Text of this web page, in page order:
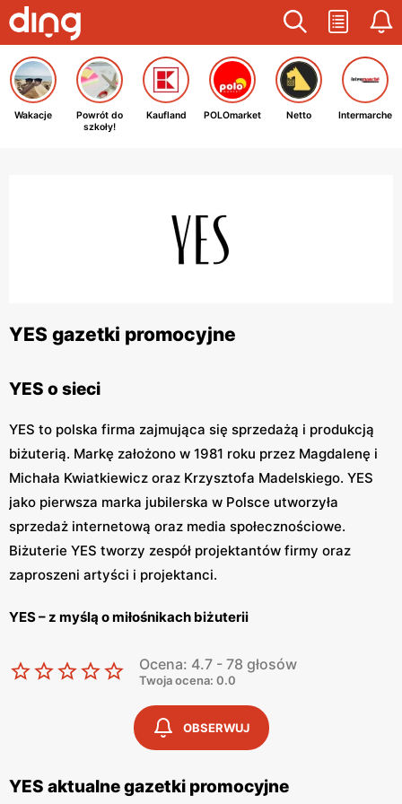
Wakacje
Powrót do
szkoły!
Kaufland POLOmarket Netto Intermarche
YES gazetki promocyjne
YES o sieci
YES to polska firma zajmująca się sprzedażą i produkcją
biżuterią. Markę założono w 1981 roku przez Magdalenę i
Michała Kwiatkiewicz oraz Krzysztofa Madelskiego. YES
jako pierwsza marka jubilerska w Polsce utworzyła
sprzedaż internetową oraz media społecznościowe.
Biżuterie YES tworzy zespół projektantów firmy oraz
zaproszeni artyści i projektanci.
YES – z myślą o miłośnikach biżuterii
Biżuteria YES charakteryzuje się pięknem, elegancją i
oryginalnością. Projektanci marki tworzą swoje produkty
z myślą o kobietach, nakreślając ich wewnętrzny blask.
W ofercie sklepu znajdziemy obrączki, pierścionki,
kolczyki, naszyjnik, diamenty z certyfikatami oraz
charmsy. Biżuteria YES budzi wiele pozytywnych emocji.
Ocena: 4.7 - 78 głosów
Twoja ocena: 0.0
OBSERWUJ
YES aktualne gazetki promocyjne